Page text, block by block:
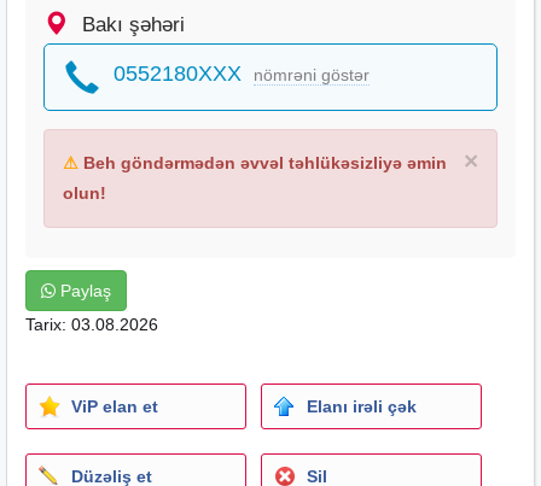
Bakı şəhəri
0552180XXX nömrəni göstər
×
⚠ Beh göndərmədən əvvəl təhlükəsizliyə əmin
olun!
Paylaş
Tarix: 03.08.2026
ViP elan et Elanı irəli çək
Düzəliş et Sil